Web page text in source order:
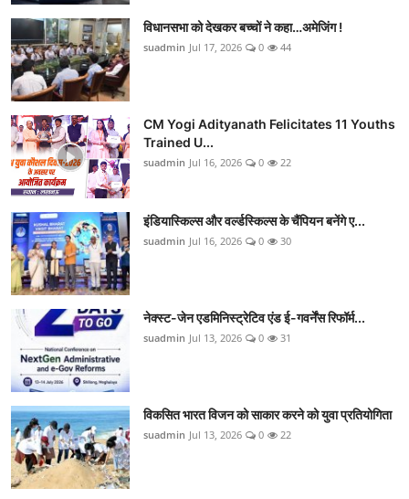
विधानसभा को देखकर बच्चों ने कहा…अमेजिंग !
suadmin Jul 17, 2026 0 44
CM Yogi Adityanath Felicitates 11 Youths
Trained U...
suadmin Jul 16, 2026 0 22
इंडियास्किल्स और वर्ल्डस्किल्स के चैंपियन बनेंगे ए...
suadmin Jul 16, 2026 0 30
नेक्स्ट-जेन एडमिनिस्ट्रेटिव एंड ई-गवर्नेंस रिफॉर्म...
suadmin Jul 13, 2026 0 31
विकसित भारत विजन को साकार करने को युवा प्रतियोगिता
suadmin Jul 13, 2026 0 22